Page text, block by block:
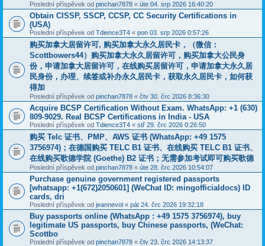
Poslední příspěvek od pinchan7878 « úte 04. srp 2026 16:40:20
Obtain CISSP, SSCP, CCSP, CC Security Certifications in
(USA)
Poslední příspěvek od Tdience3T4 « pon 03. srp 2026 0:57:26
购买加拿大居留许可, 购买加拿大永久居民卡，（微信：
Scottbowers44）购买加拿大永久居留许可，购买加拿大公民身
份，申请加拿大居留许可，在线购买居留许可，申请加拿大永久居
民身份，办理、续签或补办永久居民卡，获取永久居民卡，如何获
得加
Poslední příspěvek od pinchan7878 « čtv 30. črc 2026 8:36:30
Acquire BCSP Certification Without Exam. WhatsApp: +1 (630)
809-9029. Real BCSP Certifications in India - USA
Poslední příspěvek od Tdience3T4 « stř 29. črc 2026 0:26:50
购买 Telc 证书、PMP、AWS 证书 (WhatsApp: +49 1575
3756974)；在德国购买 TELC B1 证书、在线购买 TELC B1 证书、
在线购买歌德学院 (Goethe) B2 证书；无需参加考试即可购买歌德
Poslední příspěvek od pinchan7878 « úte 28. črc 2026 10:54:07
Purchase genuine government registered passports
[whatsapp: +1(672)2050601] (WeChat ID: mingofficialdocs) ID
cards, dri
Poslední příspěvek od jeannevol « pát 24. črc 2026 19:32:18
Buy passports online (WhatsApp : +49 1575 3756974), buy
legitimate US passports, buy Chinese passports, (WeChat:
Scottbo
Poslední příspěvek od pinchan7878 « čtv 23. črc 2026 14:13:37